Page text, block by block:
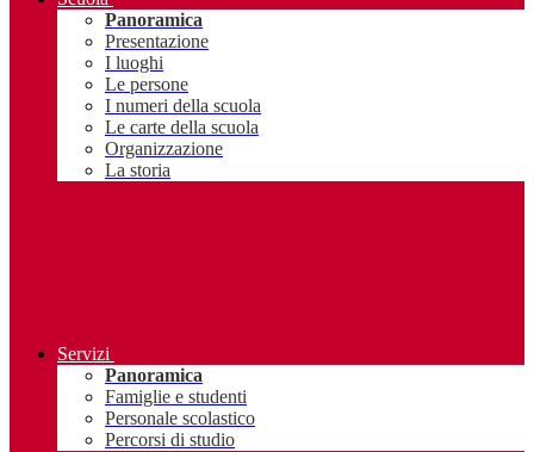
Panoramica
Presentazione
I luoghi
Le persone
I numeri della scuola
Le carte della scuola
Organizzazione
La storia
Servizi
Panoramica
Famiglie e studenti
Personale scolastico
Percorsi di studio